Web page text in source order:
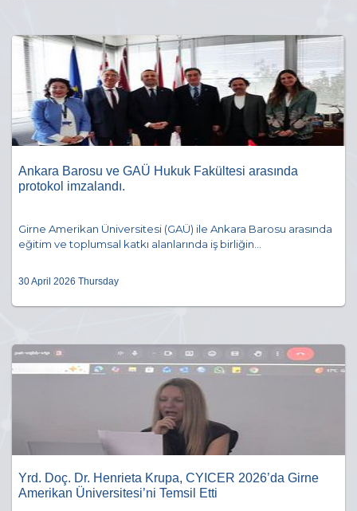
Ankara Barosu ve GAÜ Hukuk Fakültesi arasında
protokol imzalandı.
Girne Amerikan Üniversitesi (GAÜ) ile Ankara Barosu arasında
eğitim ve toplumsal katkı alanlarında iş birliğin...
30 April 2026 Thursday
Yrd. Doç. Dr. Henrieta Krupa, CYICER 2026’da Girne
Amerikan Üniversitesi’ni Temsil Etti